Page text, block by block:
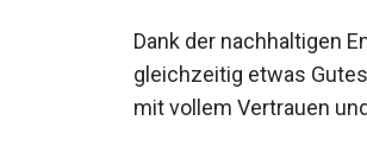
Dank der nachhaltigen
gleichzeitig etwas
mit vollem Vertrauen